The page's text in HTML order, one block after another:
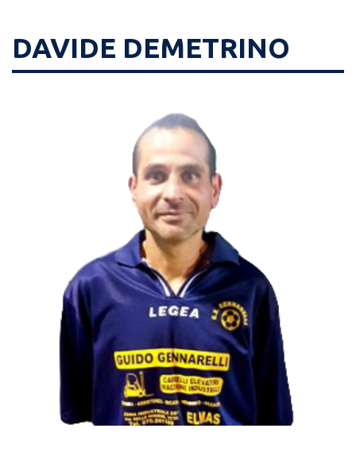
DAVIDE DEMETRINO